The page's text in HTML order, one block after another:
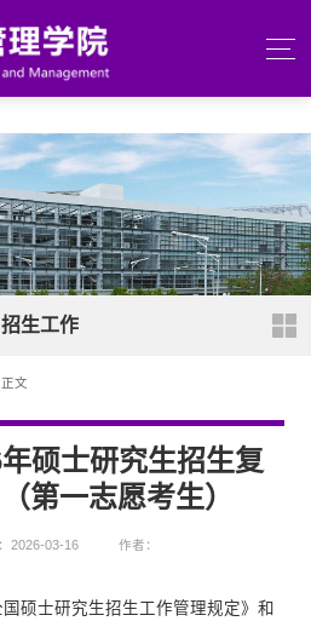
区)-唯一官方网站
招生工作
文
硕士研究生招生复
第一志愿考生）
2026-03-16 作者：
硕士研究生招生工作管理规定》和